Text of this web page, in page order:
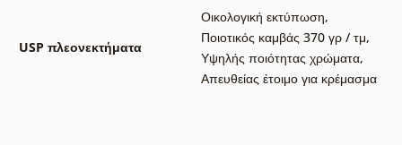
USP πλεονεκτήματα
Οικολογική εκτύπωση,
Ποιοτικός καμβάς 370 γρ / τμ,
Υψηλής ποιότητας χρώματα,
Απευθείας έτοιμο για κρέμασμα